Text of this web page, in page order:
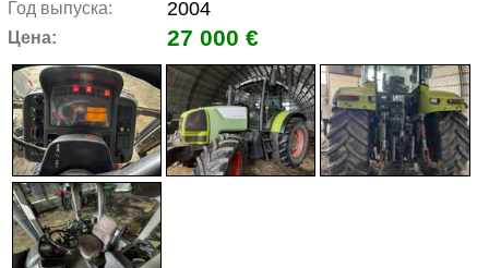
Год выпуска: 2004
Цена: 27 000 €